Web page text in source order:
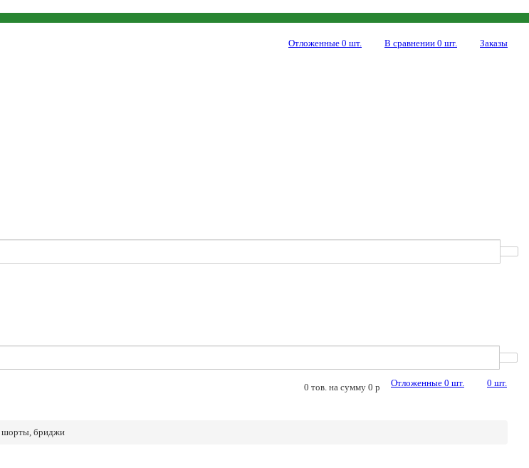
Отложенные 0 шт. В сравнении 0 шт. Заказы
Отложенные 0 шт. 0 шт.
0 тов. на сумму 0 p
бриджи